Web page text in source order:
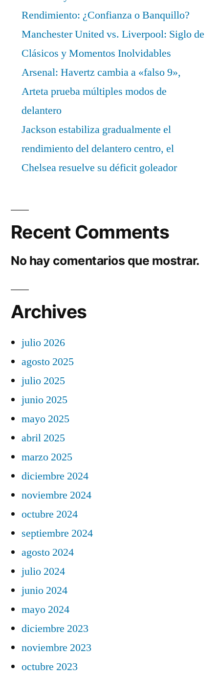
Rendimiento: ¿Confianza o Banquillo?
Manchester United vs. Liverpool: Siglo de
Clásicos y Momentos Inolvidables
Arsenal: Havertz cambia a «falso 9»,
Arteta prueba múltiples modos de
delantero
Jackson estabiliza gradualmente el
rendimiento del delantero centro, el
Chelsea resuelve su déficit goleador
Recent Comments
No hay comentarios que mostrar.
Archives
julio 2026
agosto 2025
julio 2025
junio 2025
mayo 2025
abril 2025
marzo 2025
diciembre 2024
noviembre 2024
octubre 2024
septiembre 2024
agosto 2024
julio 2024
junio 2024
mayo 2024
diciembre 2023
noviembre 2023
octubre 2023